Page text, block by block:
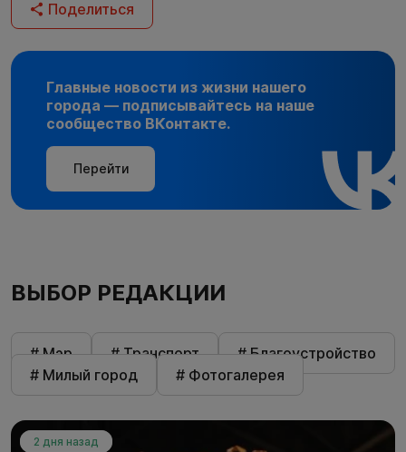
Поделиться
Главные новости из жизни нашего
города — подписывайтесь на наше
сообщество ВКонтакте.
Перейти
ВЫБОР РЕДАКЦИИ
# Мэр # Транспорт
# Благоустройство
# Милый город
# Фотогалерея
2 дня назад